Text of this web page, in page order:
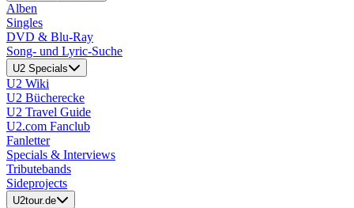
Alben
Singles
DVD & Blu-Ray
Song- und Lyric-Suche
U2 Specials
U2 Wiki
U2 Bücherecke
U2 Travel Guide
U2.com Fanclub
Fanletter
Specials & Interviews
Tributebands
Sideprojects
U2tour.de